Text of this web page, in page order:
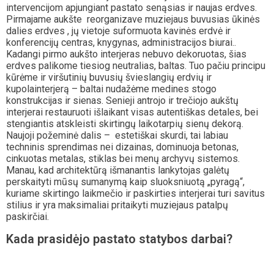
intervencijom apjungiant pastato senąsias ir naujas erdves.
Pirmajame aukšte reorganizave muziejaus buvusias ūkinės
dalies erdves , jų vietoje suformuota kavinės erdvė ir
konferencijų centras, knygynas, administracijos biurai..
Kadangi pirmo aukšto interjeras nebuvo dekoruotas, šias
erdves palikome tiesiog neutralias, baltas. Tuo pačiu principu
kūrėme ir viršutinių buvusių švieslangių erdvių ir
kupolainterjerą – baltai nudažėme medines stogo
konstrukcijas ir sienas. Senieji antrojo ir trečiojo aukštų
interjerai restauruoti išlaikant visas autentiškas detales, bei
stengiantis atskleisti skirtingų laikotarpių sienų dekorą.
Naujoji požeminė dalis – estetiškai skurdi, tai labiau
techninis sprendimas nei dizainas, dominuoja betonas,
cinkuotas metalas, stiklas bei menų archyvų sistemos.
Manau, kad architektūrą išmanantis lankytojas galėtų
perskaityti mūsų sumanymą kaip sluoksniuotą „pyragą“,
kuriame skirtingo laikmečio ir paskirties interjerai turi savitus
stilius ir yra maksimaliai pritaikyti muziejaus patalpų
paskirčiai.
Kada prasidėjo pastato statybos darbai?